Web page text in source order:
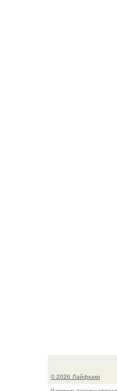
© 2026 Лайфхаки